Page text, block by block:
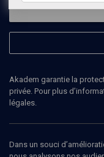
Akadem garantie la
privée. Pour plus
légales.
Dans un souci